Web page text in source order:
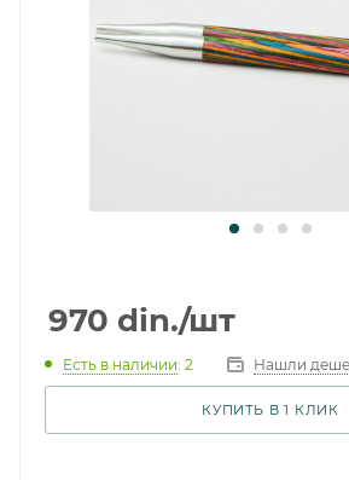
970 din./шт
Есть в наличии: 2 Нашли
КУПИТЬ В 1 КЛИК